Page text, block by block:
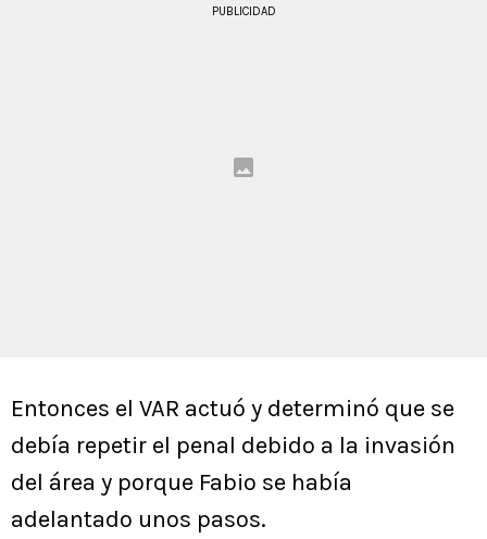
PUBLICIDAD
Entonces el VAR actuó y determinó que se
debía repetir el penal debido a la invasión
del área y porque Fabio se había
adelantado unos pasos.